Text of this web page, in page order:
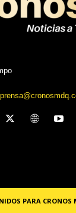
PARA CRONOS